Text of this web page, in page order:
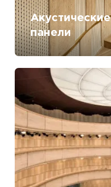
Акустические
панели